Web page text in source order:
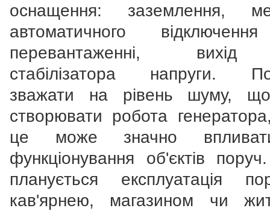
оснащення: заземлення,
автоматичного
перевантаженні,
стабілізатора напруги.
зважати на рівень шуму,
створювати робота
це може значно
функціонування об'єктів
планується експлуатація
кав'ярнею, магазином чи